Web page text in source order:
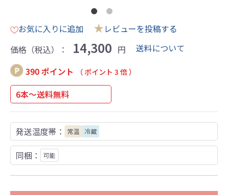
お気に入りに追加 ★レビューを投稿する
価格（税込）：
14,300 円
送料について
390 ポイント
（ ポイント 3 倍 ）
6本～送料無料
発送温度帯： 常温 冷蔵
同梱： 可能